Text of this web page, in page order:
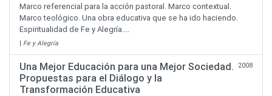
Marco referencial para la acción pastoral. Marco contextual.
Marco teológico. Una obra educativa que se ha ido haciendo.
Espiritualidad de Fe y Alegría....
| Fe y Alegría
Una Mejor Educación para una Mejor Sociedad.
Propuestas para el Diálogo y la
Transformación Educativa
2008